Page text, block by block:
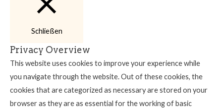
Schließen
Privacy Overview
This website uses cookies to improve your experience while
you navigate through the website. Out of these cookies, the
cookies that are categorized as necessary are stored on your
browser as they are as essential for the working of basic